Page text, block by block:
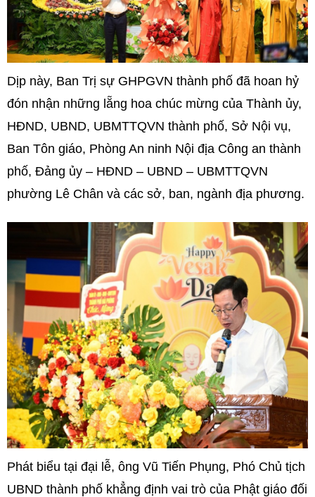
Dịp này, Ban Trị sự GHPGVN thành phố đã hoan hỷ
đón nhận những lẵng hoa chúc mừng của Thành ủy,
HĐND, UBND, UBMTTQVN thành phố, Sở Nội vụ,
Ban Tôn giáo, Phòng An ninh Nội địa Công an thành
phố, Đảng ủy – HĐND – UBND – UBMTTQVN
phường Lê Chân và các sở, ban, ngành địa phương.
Phát biểu tại đại lễ, ông Vũ Tiến Phụng, Phó Chủ tịch
UBND thành phố khẳng định vai trò của Phật giáo đối